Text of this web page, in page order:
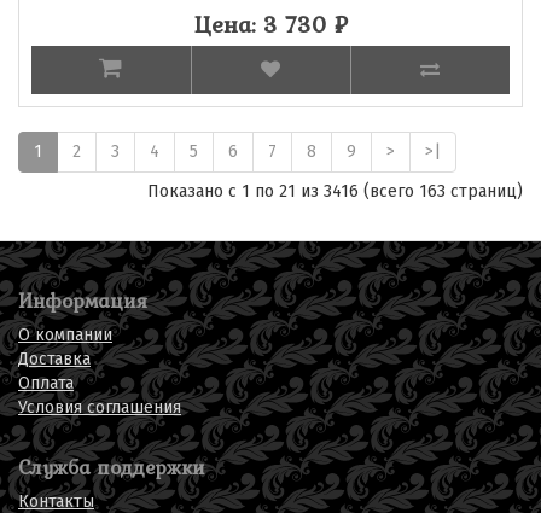
Цена: 3 730 ₽
1 2 3 4 5 6 7 8 9 >
>|
Показано с 1 по 21 из 3416 (всего 163 страниц)
Информация
О компании
Доставка
Оплата
Условия соглашения
Служба поддержки
Контакты